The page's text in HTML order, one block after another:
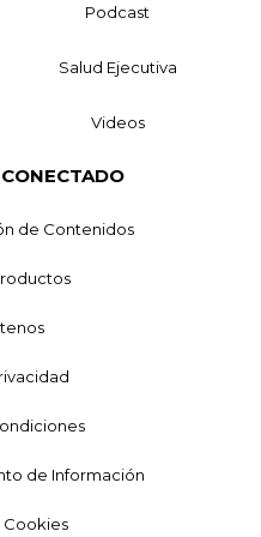
Podcast
Salud Ejecutiva
Videos
de Contenidos
de Información
Cookies